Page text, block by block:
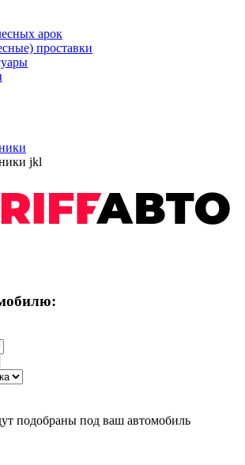
арок
проставки
jkl
подобраны под ваш автомобиль